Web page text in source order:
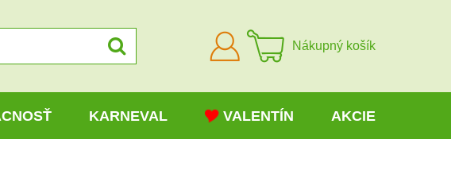
Prihlásiť
sa
Nákupný košík
KARNEVAL VALENTÍN AKCIE